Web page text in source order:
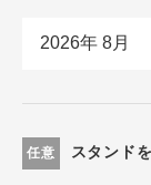
任意 スタンド